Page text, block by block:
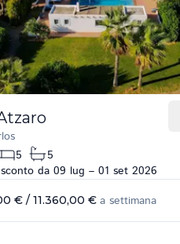
5
5
da 09 lug – 01 set 2026
€ / 11.360,00 € a settimana